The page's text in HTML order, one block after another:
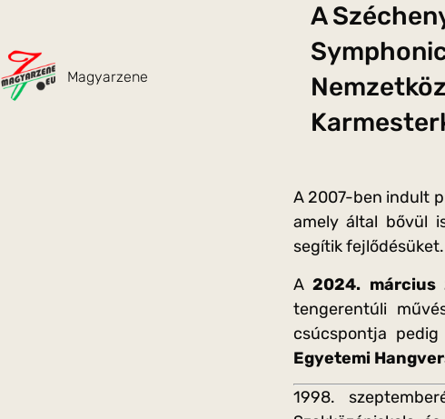
Magyarzene
A
A 2007-ben indult
amely által bővül
segítik fejlődésüket.
A2024.
tengerentúli
csúcspontja
Egyetemi
1998.